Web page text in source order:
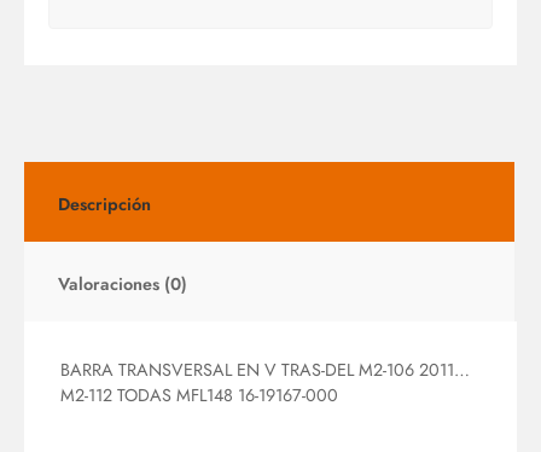
Descripción
Valoraciones (0)
BARRA TRANSVERSAL EN V TRAS-DEL M2-106 2011…
M2-112 TODAS MFL148 16-19167-000